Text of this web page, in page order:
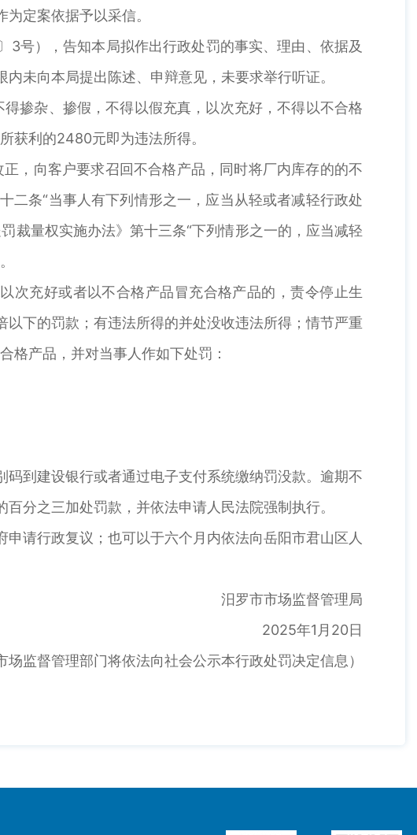
定案依据予以采信。
），告知本局拟作出行政处罚的事实、理由、依据及
未向本局提出陈述、申辩意见，未要求举行听证。
掺杂、掺假，不得以假充真，以次充好，不得以不合格
获利的2480元即为违法所得。
向客户要求召回不合格产品，同时将厂内库存的的不
二条“当事人有下列情形之一，应当从轻或者减轻行政处
裁量权实施办法》第十三条“下列情形之一的，应当减轻
充好或者以不合格产品冒充合格产品的，责令停止生
下的罚款；有违法所得的并处没收违法所得；情节严重
格产品，并对当事人作如下处罚：
到建设银行或者通过电子支付系统缴纳罚没款。逾期不
分之三加处罚款，并依法申请人民法院强制执行。
请行政复议；也可以于六个月内依法向岳阳市君山区人
汨罗市市场监督管理局
2025年1月20日
监督管理部门将依法向社会公示本行政处罚决定信息）